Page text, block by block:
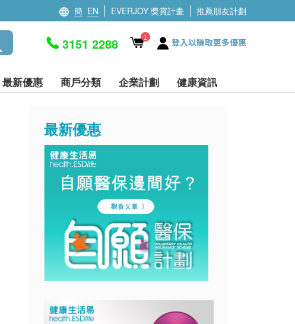
簡 EN EVERJOY 獎賞計畫 推薦朋友計劃
3151 2288 1 登入以賺取更多優惠
最新優惠 商戶分類 企業計劃 健康資訊
最新優惠